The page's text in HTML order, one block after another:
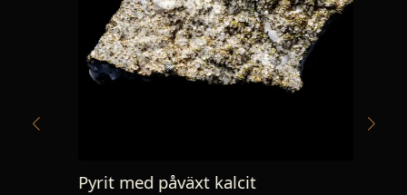
Pyrit med påväxt kalcit